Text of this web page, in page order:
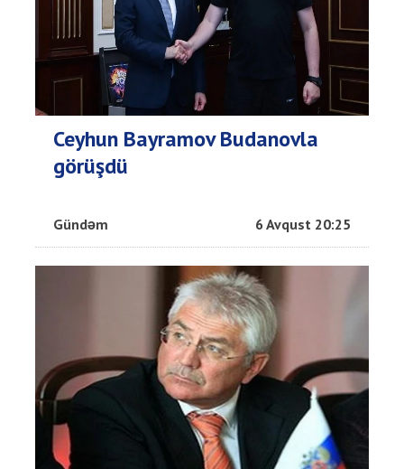
Ceyhun Bayramov Budanovla
görüşdü
Gündəm 6 Avqust 20:25